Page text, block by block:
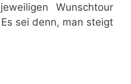
Wunschtour
sei denn, man steigt